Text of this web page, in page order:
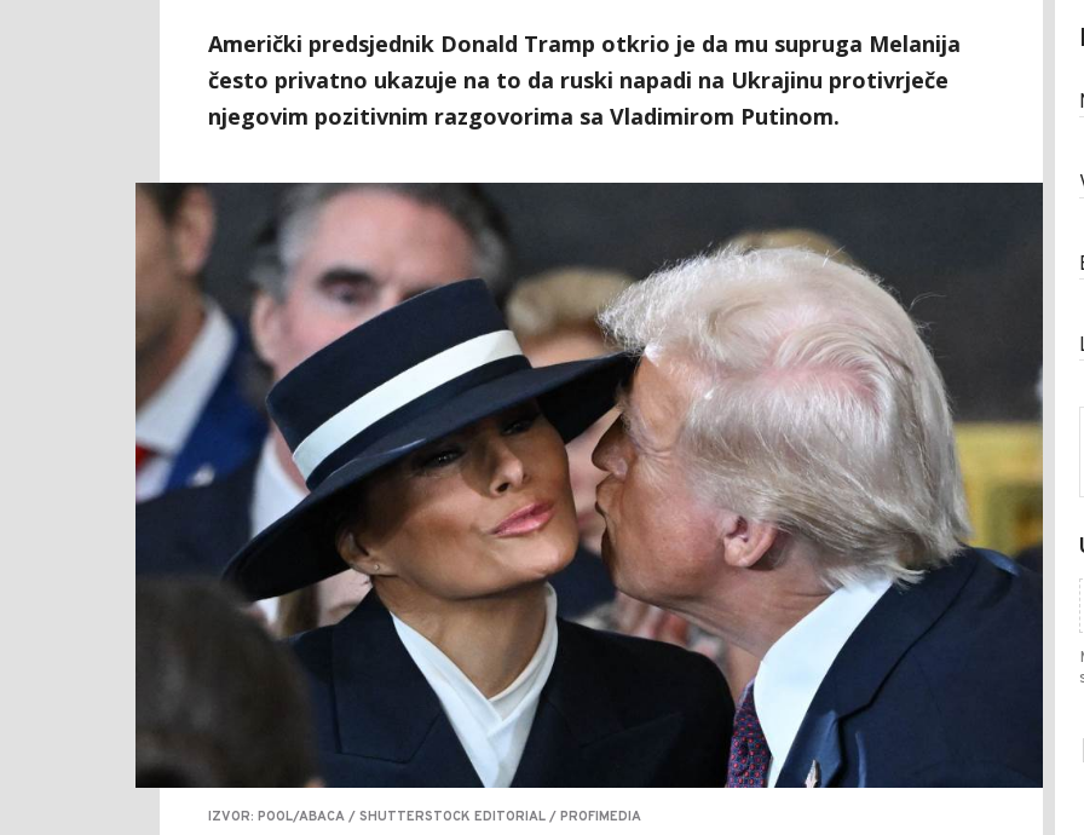
Američki predsjednik Donald Tramp otkrio je da mu supruga Melanija
često privatno ukazuje na to da ruski napadi na Ukrajinu protivrječe
njegovim pozitivnim razgovorima sa Vladimirom Putinom.
IZVOR: POOL/ABACA / SHUTTERSTOCK EDITORIAL / PROFIMEDIA